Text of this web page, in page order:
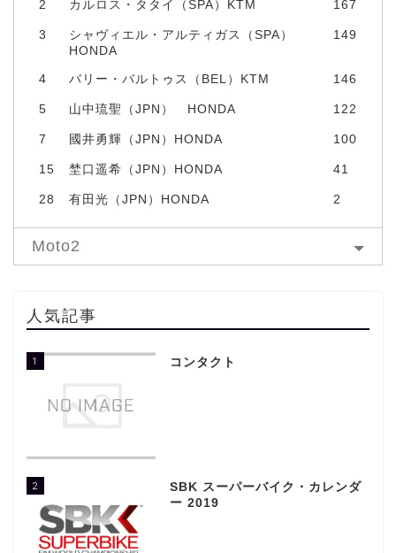
2 カルロス・タタイ（SPA）KTM 167
3
シャヴィエル・アルティガス（SPA）
HONDA
149
4 バリー・バルトゥス（BEL）KTM 146
5 山中琉聖（JPN） HONDA 122
7 國井勇輝（JPN）HONDA 100
15 埜口遥希（JPN）HONDA 41
28 有田光（JPN）HONDA 2
Moto2
人気記事
1 コンタクト
2
SBK スーパーバイク・カレンダ
ー 2019